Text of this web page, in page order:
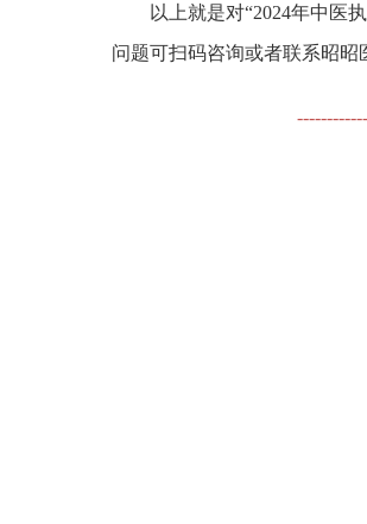
以上就是对“2024年中医
问题可扫码咨询或者联系昭昭